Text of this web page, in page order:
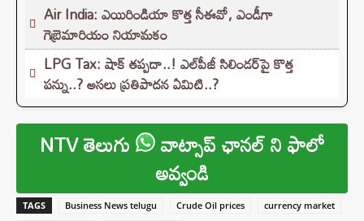
Air India: ఎయిరిండియా కొత్త సీఈవో, ఎండీగా
గెబ్రెమారియం నియామకం
LPG Tax: షాక్‌ తప్పదా..! ఎల్‌పీజీ సిలిండర్‌పై కొత్త
పన్ను..? అసలు ప్రతిపాదన ఏమిటి..?
NTV తెలుగు వాట్సాప్ ఛానల్ ని ఫాలో
అవ్వండి
TAGS Business News telugu Crude Oil prices
currency market